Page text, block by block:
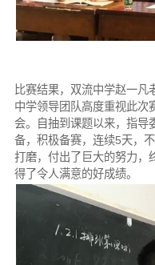
比赛结果，双流中学赵一
中学领导团队高度重视此次
会。自抽到课题以来，指导
备，积极备赛，连续5天，
打磨，付出了巨大的努力，
得了令人满意的好成绩。